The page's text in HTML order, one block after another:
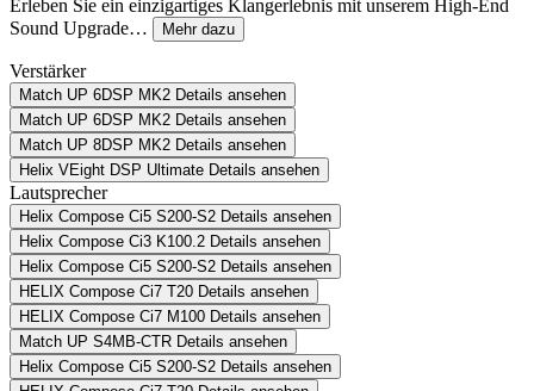
Erleben Sie ein einzigartiges Klangerlebnis mit unserem High-End
Sound Upgrade…
Mehr dazu
Verstärker
Match UP 6DSP MK2 Details ansehen
Match UP 6DSP MK2 Details ansehen
Match UP 8DSP MK2 Details ansehen
Helix VEight DSP Ultimate Details ansehen
Lautsprecher
Helix Compose Ci5 S200-S2 Details ansehen
Helix Compose Ci3 K100.2 Details ansehen
Helix Compose Ci5 S200-S2 Details ansehen
HELIX Compose Ci7 T20 Details ansehen
HELIX Compose Ci7 M100 Details ansehen
Match UP S4MB-CTR Details ansehen
Helix Compose Ci5 S200-S2 Details ansehen